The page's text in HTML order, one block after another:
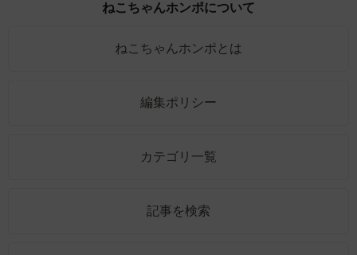
ねこちゃんホンポについて
ねこちゃんホンポとは
編集ポリシー
カテゴリ一覧
記事を検索